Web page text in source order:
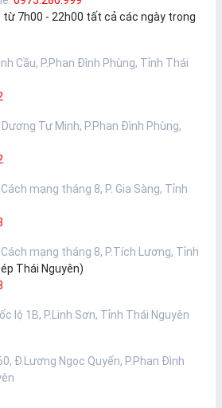
từ 7h00 - 22h00 tất cả các ngày trong
Cầu, P.Phan Đình Phùng, Tỉnh Thái
Tự Minh, P.Phan Đình Phùng,
mạng tháng 8, P. Gia Sàng, Tỉnh
mạng tháng 8, P.Tích Lương, Tỉnh
Thái Nguyên)
lộ 1B, P.Linh Sơn, Tỉnh Thái Nguyên
Đ.Lương Ngọc Quyến, P.Phan Đình